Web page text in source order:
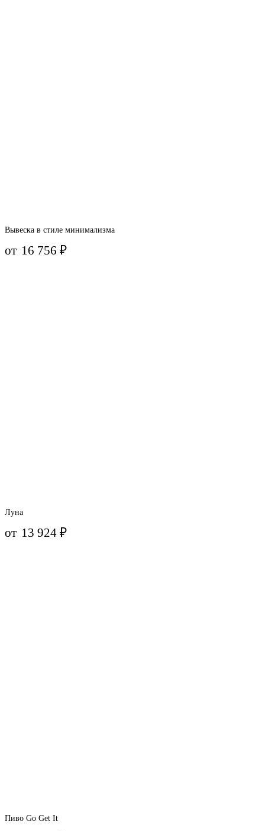
Вывеска в стиле минимализма
от 16 756₽
Луна
от 13 924₽
Пиво Go Get It